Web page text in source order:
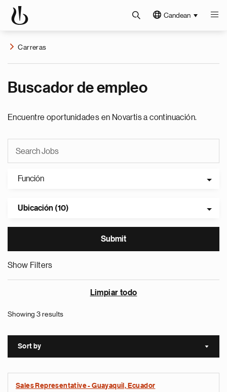
Candean
Carreras
Buscador de empleo
Encuentre oportunidades en Novartis a continuación.
Función
Ubicación (10)
Show Filters
Limpiar todo
Showing 3 results
Sort by Sort
Sales Representative - Guayaquil, Ecuador